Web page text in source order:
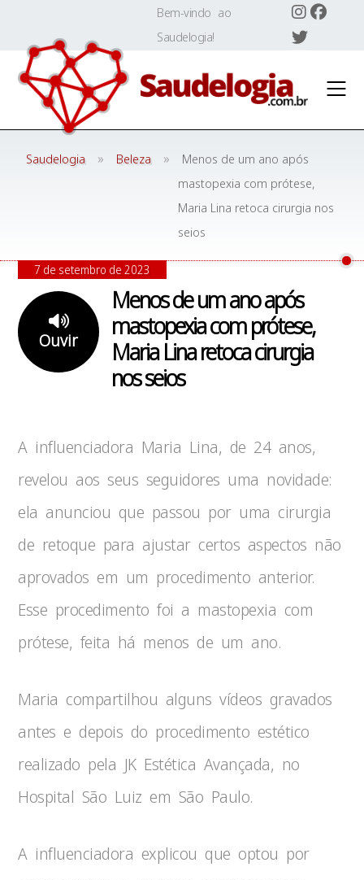
content
Bem-vindo ao
Saudelogia!
Saudelogia » Beleza »
Menos de um ano após
mastopexia com prótese,
Maria Lina retoca cirurgia nos
seios
Menos de um ano após
mastopexia com prótese,
Maria Lina retoca cirurgia
nos seios
Ouvir
7 de setembro de 2023
A influenciadora Maria Lina, de 24 anos,
revelou aos seus seguidores uma novidade:
ela anunciou que passou por uma cirurgia
de retoque para ajustar certos aspectos não
aprovados em um procedimento anterior.
Esse procedimento foi a mastopexia com
prótese, feita há menos de um ano.
Maria compartilhou alguns vídeos gravados
antes e depois do procedimento estético
realizado pela JK Estética Avançada, no
Hospital São Luiz em São Paulo.
A influenciadora explicou que optou por